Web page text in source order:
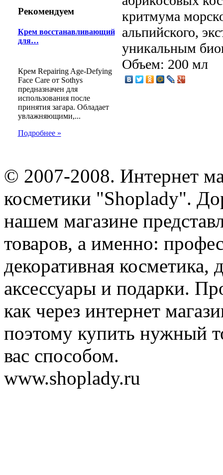
Рекомендуем
Крем восстанавливающий
для…
Крем Repairing Age-Defying
Face Care от Sothys
предназначен для
использования после
принятия загара. Обладает
увлажняющими,...
Подробнее »
критмума
альпийского,
уникальным
Объем: 200 мл
© 2007-2008. Интернет
косметики "Shoplady".
нашем магазине
товаров, а именно:
декоративная косметика,
аксессуары и подарки.
как через интернет
поэтому купить нужный
вас способом.
www.shoplady.ru